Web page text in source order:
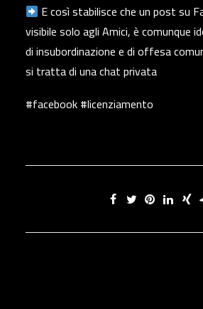
E così stabilisce che un post su
visibile solo agli Amici, è comunque
di insubordinazione e di offesa
si tratta di una chat privata
#facebook #licenziamento